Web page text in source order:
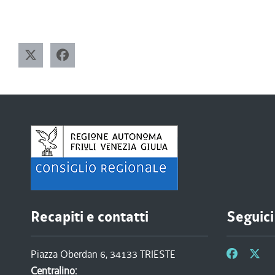
Recapiti e contatti
Piazza Oberdan 6, 34133 TRIESTE
Centralino: